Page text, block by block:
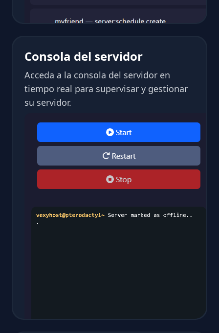
Consola del servidor
Acceda a la consola del servidor en
tiempo real para supervisar y gestionar
su servidor.